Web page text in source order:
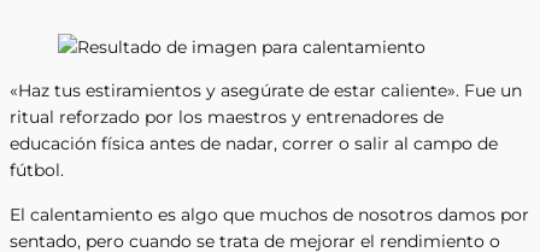
«Haz tus estiramientos y asegúrate de estar caliente». Fue un
ritual reforzado por los maestros y entrenadores de
educación física antes de nadar, correr o salir al campo de
fútbol.
El calentamiento es algo que muchos de nosotros damos por
sentado, pero cuando se trata de mejorar el rendimiento o